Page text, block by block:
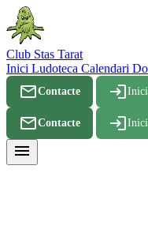
Club Stas Tarat
Inici Ludoteca Calendari
mail_outlineContacte login
mail_outlineContacte login
menu